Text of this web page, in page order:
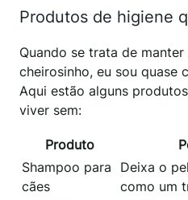
Produtos de higiene
Quando se trata de manter
cheirosinho, eu sou quase
Aqui estão alguns
viver sem:
Produto
Shampoo para
cães
Deixa o
como um